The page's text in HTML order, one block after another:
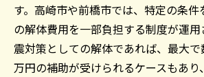
す。高崎市や前橋市では、特定の条
の解体費用を一部負担する制度が運
震対策としての解体であれば、最大
万円の補助が受けられるケースもあ